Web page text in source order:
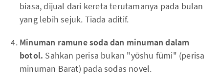
biasa, dijual dari kereta terutamanya pada bulan
yang lebih sejuk. Tiada aditif.
Minuman ramune soda dan minuman dalam
botol. Sahkan perisa bukan "yōshu fūmi" (perisa
minuman Barat) pada sodas novel.